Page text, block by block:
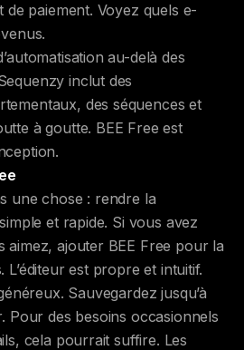
paiement. Voyez quels e-
au-delà des
inclut des
des séquences et
à goutte. BEE Free est
une chose : rendre la
et rapide. Si vous avez
aimez, ajouter BEE Free pour la
est propre et intuitif.
Sauvegardez jusqu’à
Pour des besoins occasionnels
cela pourrait suffire. Les